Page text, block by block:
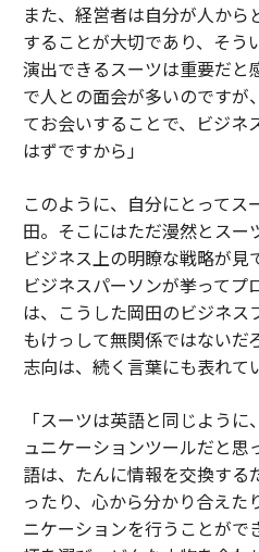
また、経営者は自分が人か
することが大切であり、そう
演出できるスーツは重要だと
で人との面会が多いのです
てお会いすることで、ビジネ
はずですから」
このように、自分にとってス
田。そこにはただ漫然とスー
ビジネス上の明瞭な戦略が見
ビジネスパーソンが挙ってプ
は、こうした岡田のビジネス
もけっして無関係ではないだ
志向は、続く言葉にも表れて
「スーツは英語と同じよう
ュニケーションツールだと思
語は、たんに情報を交換す
ったり、心から分かり合えた
ニケーションを行うことがで